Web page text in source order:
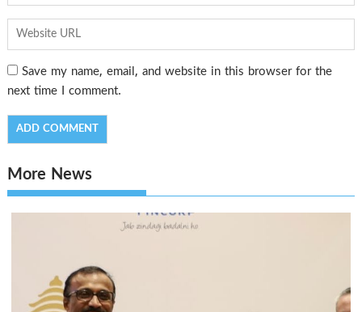
Save my name, email, and website in this browser for the
next time I comment.
More News